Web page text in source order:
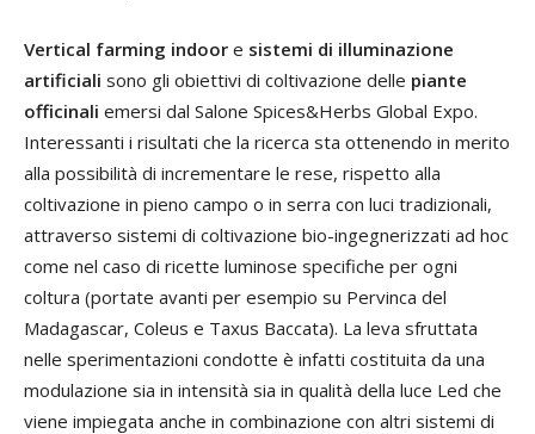
Vertical farming indoor e sistemi di illuminazione
artificiali sono gli obiettivi di coltivazione delle piante
officinali emersi dal Salone Spices&Herbs Global Expo.
Interessanti i risultati che la ricerca sta ottenendo in merito
alla possibilità di incrementare le rese, rispetto alla
coltivazione in pieno campo o in serra con luci tradizionali,
attraverso sistemi di coltivazione bio-ingegnerizzati ad hoc
come nel caso di ricette luminose specifiche per ogni
coltura (portate avanti per esempio su Pervinca del
Madagascar, Coleus e Taxus Baccata). La leva sfruttata
nelle sperimentazioni condotte è infatti costituita da una
modulazione sia in intensità sia in qualità della luce Led che
viene impiegata anche in combinazione con altri sistemi di